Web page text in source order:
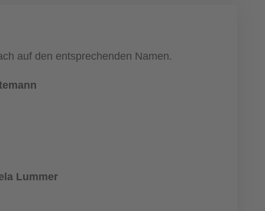
auf den entsprechenden Namen.
Lummer